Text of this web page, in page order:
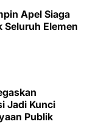
Apel Siaga
Seluruh Elemen
Jadi Kunci
Publik